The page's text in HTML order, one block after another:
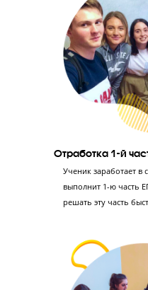
Проводим
консультацию с
профориентацию
оценить уровень